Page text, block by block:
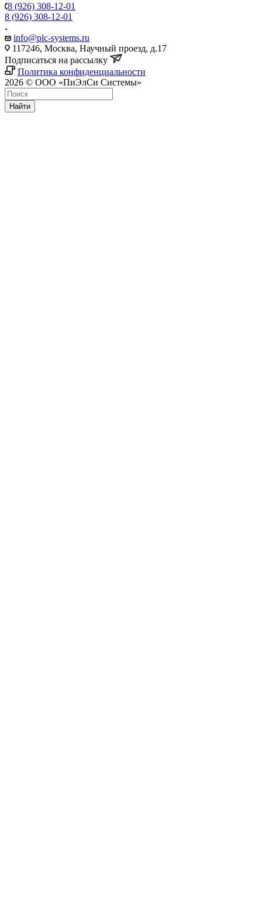
8 (926) 308-12-01
8 (926) 308-12-01
info@plc-systems.ru
117246, Москва, Научный проезд, д.17
Подписаться на рассылку
Политика конфиденциальности
2026 © ООО «ПиЭлСи Системы»
Найти